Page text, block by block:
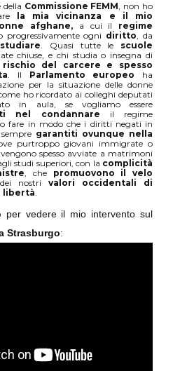
Commissione FEMM, non ho
la
mia vicinanza e il mio
afghane, a cui il regime
progressivamente ogni diritto, da
studiare. Quasi tutte le scuole
chiuse, e chi studia o insegna di
rischio del carcere e spesso
. Il Parlamento europeo ha
per la situazione delle donne
ho ricordato ai colleghi deputati
in aula, se vogliamo essere
nel condannare il regime
fare in modo che i diritti negati in
garantiti ovunque nella
purtroppo giovani immigrate o
spesso avviate a matrimoni
studi superiori, con la complicità
, che promuovono il velo
nostri valori occidentali di
libertà.
per vedere il mio intervento sul
Strasburgo: